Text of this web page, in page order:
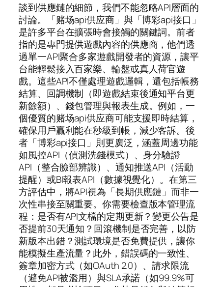
談到供應鏈的細節，我們不能忽略API層面的
討論。「赌场api供应商」與「博彩api接口」
是許多平台在擴張時會接觸的關鍵詞。前者
指的是專門提供遊戲內容的供應商，他們透
過單一API聚合多家遊戲開發者的資源，讓平
台能輕鬆接入百家樂、輪盤或真人荷官遊
戲。這些API不僅處理遊戲邏輯，還包括帳務
結算、回調機制（即遊戲結束後通知平台更
新餘額）、錢包管理與報表生成。例如，一
個優質的赌场api供应商可能支援即時結算，
確保用戶贏利能在秒級到帳，減少客訴。後
者「博彩api接口」則更廣泛，涵蓋周邊功能
如風控API（偵測洗錢模式）、身分驗證
API（整合臉部辨識）、通知推送API（活動
提醒）或BI報表API（數據視覺化）。在第三
方評估中，將API視為「長期供應鏈」而非一
次性串接至關重要。你需要檢查版本管理流
程：是否有API文檔的定期更新？變更公告是
否提前30天通知？回滾機制是否完善，以防
新版本出錯？測試環境是否免費提供，讓你
能模擬生產流量？此外，錯誤碼的一致性、
簽章加密方式（如OAuth 2.0）、請求限流
（避免API被濫用）與SLA承諾（如99.9%可